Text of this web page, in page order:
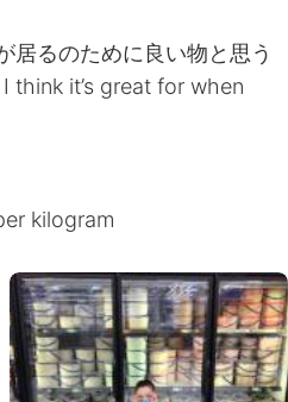
居るのために良い物と思う
think it’s great for when
kilogram